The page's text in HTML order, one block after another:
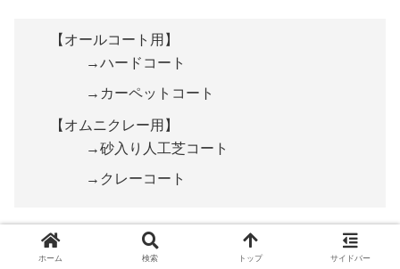
【オールコート用】
→ハードコート
→カーペットコート
【オムニクレー用】
→砂入り人工芝コート
→クレーコート
あまりないとは思いますが、グラスコートでテニスをする
ホーム 検索 トップ サイドバー